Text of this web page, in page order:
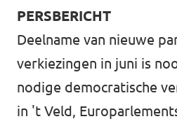
Volt Brussel
Volt Antwerpen
Nieuws
PERSBERICHT
Deelname van nieuwe
verkiezingen in juni is
nodige democratische
in 't Veld,